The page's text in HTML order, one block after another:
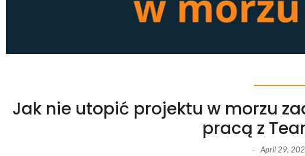
Jak nie utopić projektu w morzu
pracą z
- April 29,